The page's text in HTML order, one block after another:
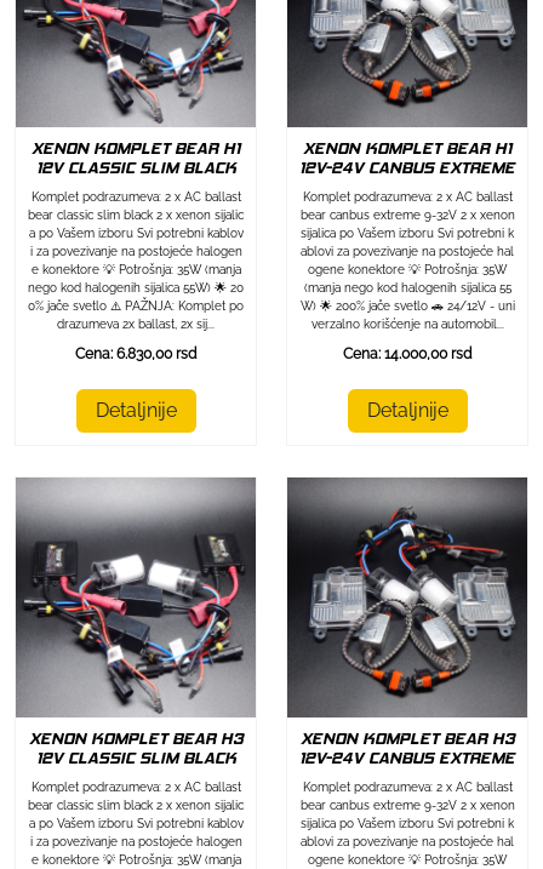
XENON KOMPLET BEAR H1
12V CLASSIC SLIM BLACK
Komplet podrazumeva: 2 x AC ballast
bear classic slim black 2 x xenon sijalic
a po Vašem izboru Svi potrebni kablov
i za povezivanje na postojeće halogen
e konektore 💡 Potrošnja: 35W (manja
nego kod halogenih sijalica 55W) 🌟 20
0% jače svetlo ⚠️ PAŽNJA: Komplet po
drazumeva 2x ballast, 2x sij...
Cena: 6.830,00 rsd
Detaljnije
XENON KOMPLET BEAR H1
12V-24V CANBUS EXTREME
Komplet podrazumeva: 2 x AC ballast
bear canbus extreme 9-32V 2 x xenon
sijalica po Vašem izboru Svi potrebni k
ablovi za povezivanje na postojeće hal
ogene konektore 💡 Potrošnja: 35W
(manja nego kod halogenih sijalica 55
W) 🌟 200% jače svetlo 🚗 24/12V - uni
verzalno korišćenje na automobil...
Cena: 14.000,00 rsd
Detaljnije
XENON KOMPLET BEAR H3
12V CLASSIC SLIM BLACK
Komplet podrazumeva: 2 x AC ballast
bear classic slim black 2 x xenon sijalic
a po Vašem izboru Svi potrebni kablov
i za povezivanje na postojeće halogen
e konektore 💡 Potrošnja: 35W (manja
XENON KOMPLET BEAR H3
12V-24V CANBUS EXTREME
Komplet podrazumeva: 2 x AC ballast
bear canbus extreme 9-32V 2 x xenon
sijalica po Vašem izboru Svi potrebni k
ablovi za povezivanje na postojeće hal
ogene konektore 💡 Potrošnja: 35W